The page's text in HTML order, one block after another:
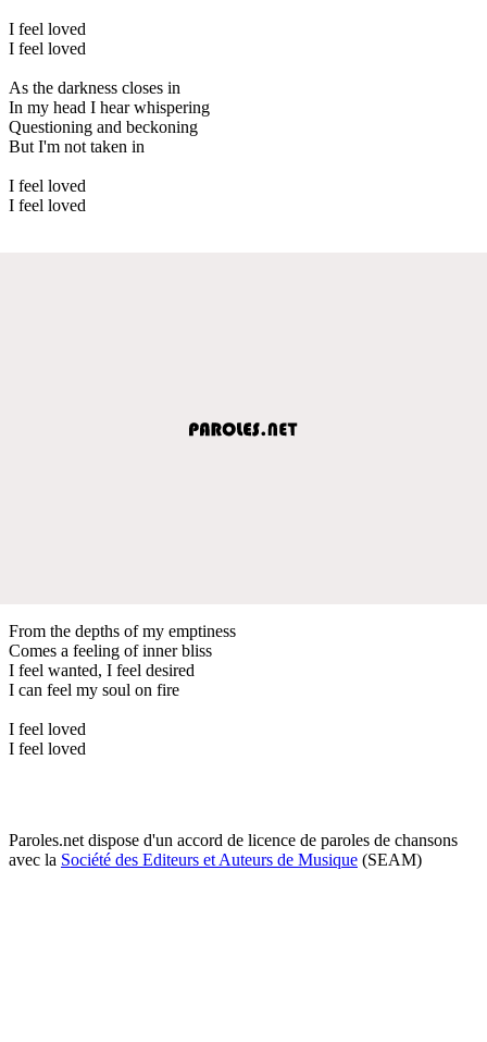
I feel loved
I feel loved
As the darkness closes in
In my head I hear whispering
Questioning and beckoning
But I'm not taken in
I feel loved
I feel loved
From the depths of my emptiness
Comes a feeling of inner bliss
I feel wanted, I feel desired
I can feel my soul on fire
I feel loved
I feel loved
Paroles.net dispose d'un accord de licence de paroles de chansons
avec la Société des Editeurs et Auteurs de Musique (SEAM)